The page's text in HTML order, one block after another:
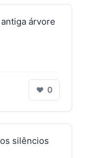
árvore
❤ 0
silêncios